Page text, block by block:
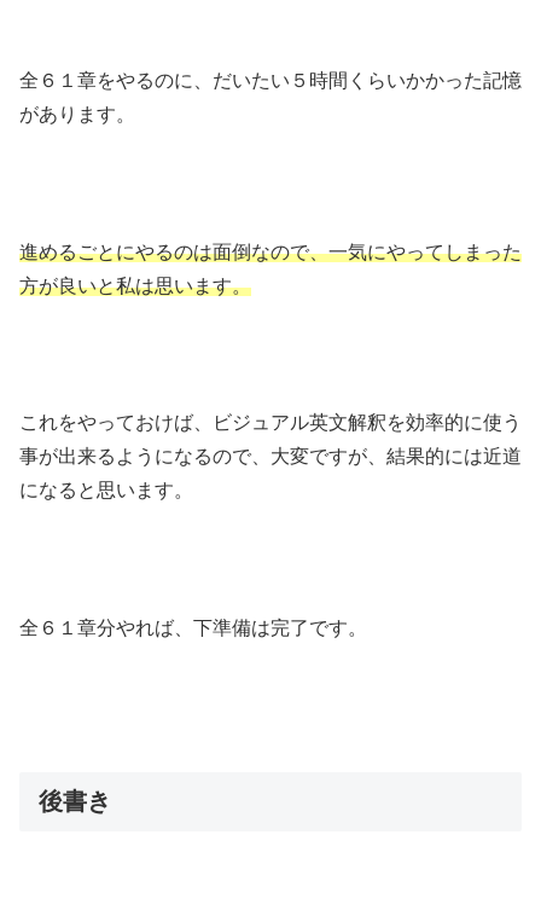
全６１章をやるのに、だいたい５時間くらいかかった記憶
があります。
進めるごとにやるのは面倒なので、一気にやってしまった
方が良いと私は思います。
これをやっておけば、ビジュアル英文解釈を効率的に使う
事が出来るようになるので、大変ですが、結果的には近道
になると思います。
全６１章分やれば、下準備は完了です。
後書き